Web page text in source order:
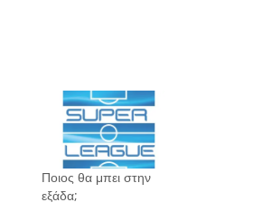
Ποιος θα μπει στην
εξάδα;